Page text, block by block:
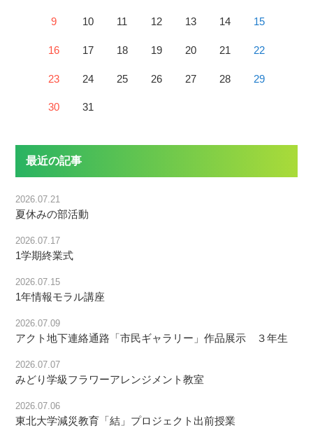
9 10 11 12 13 14 15
16 17 18 19 20 21 22
23 24 25 26 27 28 29
30 31
最近の記事
2026.07.21
夏休みの部活動
2026.07.17
1学期終業式
2026.07.15
1年情報モラル講座
2026.07.09
アクト地下連絡通路「市民ギャラリー」作品展示 ３年生
2026.07.07
みどり学級フラワーアレンジメント教室
2026.07.06
東北大学減災教育「結」プロジェクト出前授業